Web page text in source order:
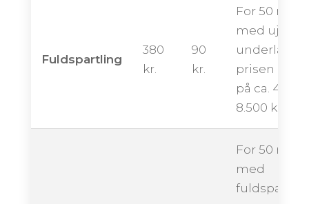
Fuldspartling
380
kr.
90
kr.
For 50 m²
med
underlag
prisen ligge
på ca. 4.500
8.500
For 50 m²
med